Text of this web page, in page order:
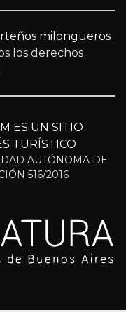
milongueros
los derechos
ES UN SITIO
TURÍSTICO
AUTÓNOMA DE
516/2016